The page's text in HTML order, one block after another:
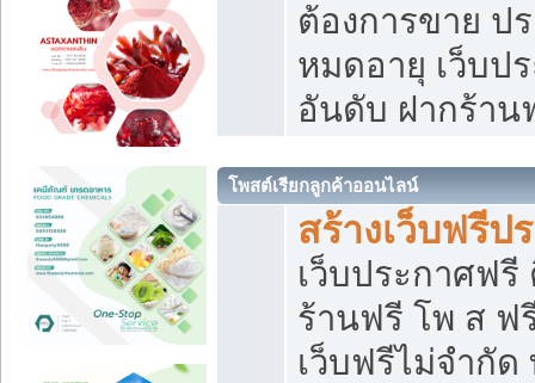
ต้องการขาย ป
หมดอายุ เว็บป
อันดับ ฝากร้าน
โพสต์เรียกลูกค้าออนไลน์
สร้างเว็บฟรีป
เว็บประกาศฟ
ร้านฟรี โพ ส ฟ
เว็บฟรีไม่จำกัด